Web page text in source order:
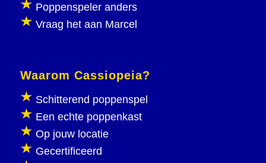
Poppenspeler anders
Vraag het aan Marcel
Waarom Cassiopeia?
Schitterend poppenspel
Een echte poppenkast
Op jouw locatie
Gecertificeerd